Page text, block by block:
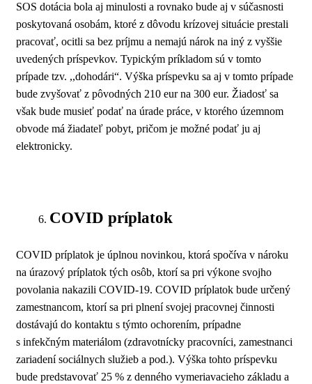
SOS dotácia bola aj minulosti a rovnako bude aj v súčasnosti
poskytovaná osobám, ktoré z dôvodu krízovej situácie prestali
pracovať, ocitli sa bez príjmu a nemajú nárok na iný z vyššie
uvedených príspevkov. Typickým príkladom sú v tomto
prípade tzv. ,,dohodári“. Výška príspevku sa aj v tomto prípade
bude zvyšovať z pôvodných 210 eur na 300 eur. Žiadosť sa
však bude musieť podať na úrade práce, v ktorého územnom
obvode má žiadateľ pobyt, pričom je možné podať ju aj
elektronicky.
COVID príplatok
COVID príplatok je úplnou novinkou, ktorá spočíva v nároku
na úrazový príplatok tých osôb, ktorí sa pri výkone svojho
povolania nakazili COVID-19. COVID príplatok bude určený
zamestnancom, ktorí sa pri plnení svojej pracovnej činnosti
dostávajú do kontaktu s týmto ochorením, prípadne
s infekčným materiálom (zdravotnícky pracovníci, zamestnanci
zariadení sociálnych služieb a pod.). Výška tohto príspevku
bude predstavovať 25 % z denného vymeriavacieho základu a